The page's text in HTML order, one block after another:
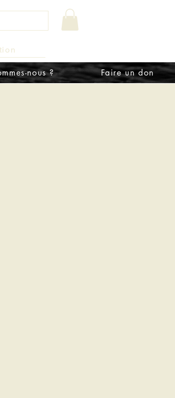
nous ? Faire un don